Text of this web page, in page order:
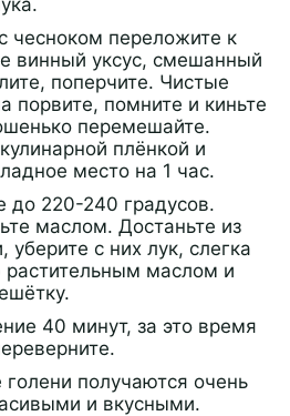
чесноком переложите к
винный уксус, смешанный
поперчите. Чистые
порвите, помните и киньте
перемешайте.
плёнкой и
место на 1 час.
до 220-240 градусов.
маслом. Достаньте из
уберите с них лук, слегка
маслом и
40 минут, за это время
получаются очень
и вкусными.